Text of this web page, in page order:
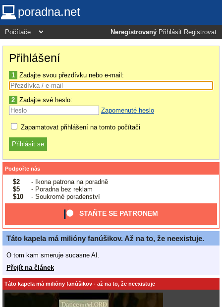
poradna.net
Neregistrovaný Přihlásit Registrovat
Přihlášení
1 Zadajte svou přezdívku nebo e-mail:
2 Zadajte své heslo:
Zapomenuté heslo
Zapamatovat přihlášení na tomto počítači
Podpořte nás
$2
- Ikona patrona na poradně
$5
- Poradna bez reklam
$10
- Soukromé poradenství
STAŇTE SE PATRONEM
Táto kapela má milióny fanúšikov. Až na to, že neexistuje.
O tom kam smeruje sucasne AI.
Přejít na článek
Táto kapela má milióny fanúšikov - až na to, že neexistuje